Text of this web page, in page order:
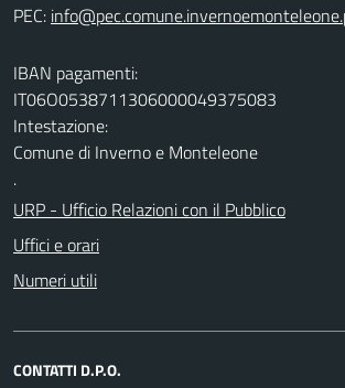
PEC:
IBAN pagamenti:
IT06O0538711306000049375083
Intestazione:
Comune di Inverno e Monteleone
.
URP - Ufficio Relazioni con il Pubblico
Uffici e orari
Numeri utili
CONTATTI D.P.O.